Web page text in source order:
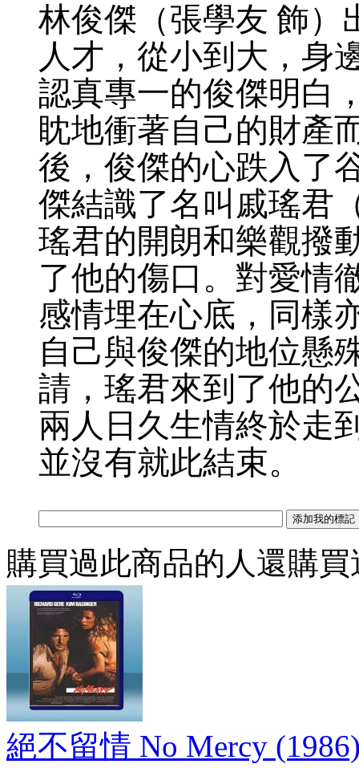
林俊傑（張學友 飾）
人才，從小到大，身
認真專一的俊傑明白
眈地衝著自己的財產
後，俊傑的心跌入
傑結識了名叫戚瑤君
瑤君的開朗和樂觀撥
了他的傷口。對愛情
感情埋在心底，同樣
自己與俊傑的地位懸
請，瑤君來到了他的
兩人日久生情終於走
並沒有就此結束。
購買過此商品的人還購買
絕不留情 No Mercy